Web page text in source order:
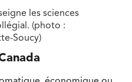
les sciences
(photo :
Soucy)